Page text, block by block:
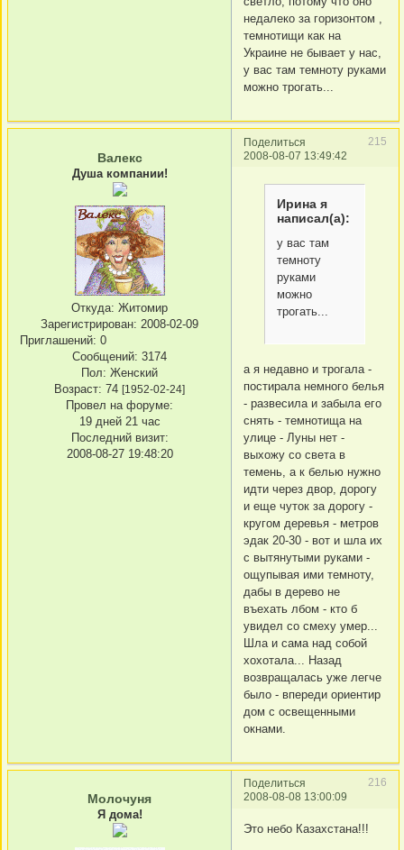
недалеко за горизонтом ,
темнотищи как на
Украине не бывает у нас,
у вас там темноту руками
можно трогать...
Поделиться
215
2008-08-07 13:49:42
Валекс
Душа компании!
Откуда: Житомир
Зарегистрирован: 2008-02-09
Приглашений: 0
Сообщений: 3174
Пол: Женский
Возраст: 74 [1952-02-24]
Провел на форуме:
19 дней 21 час
Последний визит:
2008-08-27 19:48:20
Ирина я
написал(а):
у вас там
темноту
руками
можно
трогать...
а я недавно и трогала -
постирала немного белья
- развесила и забыла его
снять - темнотища на
улице - Луны нет -
выхожу со света в
темень, а к белью нужно
идти через двор, дорогу
и еще чуток за дорогу -
кругом деревья - метров
эдак 20-30 - вот и шла их
с вытянутыми руками -
ощупывая ими темноту,
дабы в дерево не
въехать лбом - кто б
увидел со смеху умер...
Шла и сама над собой
хохотала... Назад
возвращалась уже легче
было - впереди ориентир
дом с освещенными
окнами.
Поделиться
216
2008-08-08 13:00:09
Молочуня
Я дома!
Это небо Казахстана!!!